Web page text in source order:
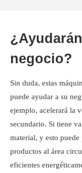
negocio?
Sin duda, estas
puede ayudar a su
ejemplo, acelerará la
secundario. Si tiene
material, y esto
productos al área
eficientes